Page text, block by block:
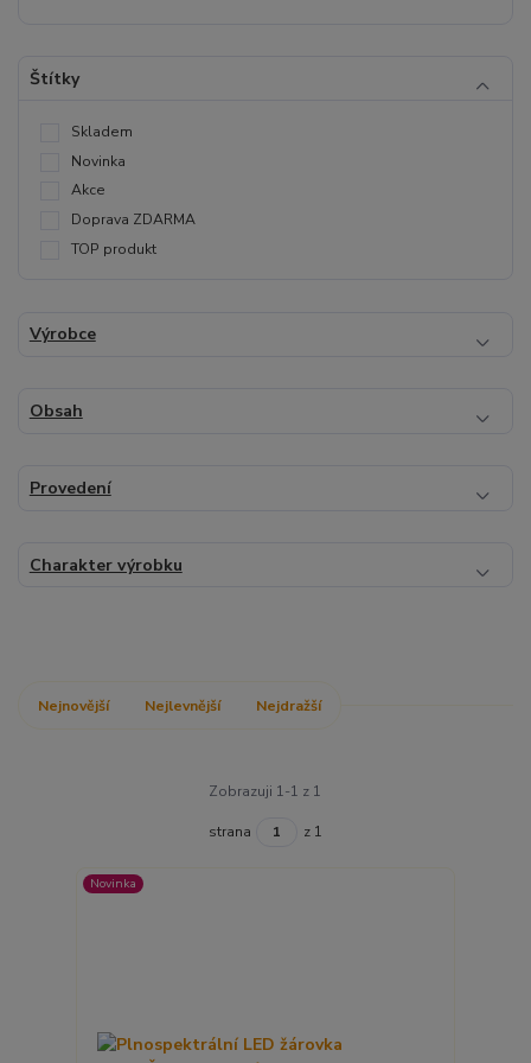
Štítky
Skladem
Novinka
Akce
Doprava ZDARMA
TOP produkt
Výrobce
Obsah
Provedení
Charakter výrobku
Nejnovější Nejlevnější Nejdražší
Zobrazuji 1-1 z 1
strana z 1
Novinka